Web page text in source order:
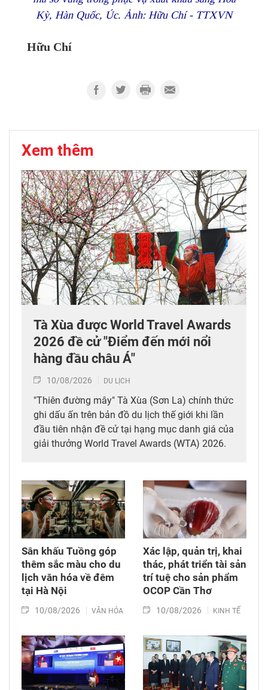
Kỳ, Hàn Quốc, Úc. Ảnh: Hữu Chí - TTXVN
Hữu Chí
Xem thêm
Tà Xùa được World Travel Awards
2026 đề cử "Điểm đến mới nổi
hàng đầu châu Á"
10/08/2026 DU LỊCH
"Thiên đường mây" Tà Xùa (Sơn La) chính thức
ghi dấu ấn trên bản đồ du lịch thế giới khi lần
đầu tiên nhận đề cử tại hạng mục danh giá của
giải thưởng World Travel Awards (WTA) 2026.
Sân khấu Tuồng góp
thêm sắc màu cho du
lịch văn hóa về đêm
tại Hà Nội
10/08/2026 VĂN HÓA
Xác lập, quản trị, khai
thác, phát triển tài sản
trí tuệ cho sản phẩm
OCOP Cần Thơ
10/08/2026 KINH TẾ